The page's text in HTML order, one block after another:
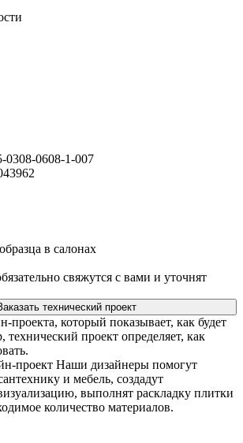
0308-0608-1-007
в салонах
свяжутся с вами и уточнят
технический проект
проекта, который показывает, как будет
технический проект определяет, как
проект Наши дизайнеры помогут
и мебель, создадут
выполнят раскладку плитки
количество материалов.